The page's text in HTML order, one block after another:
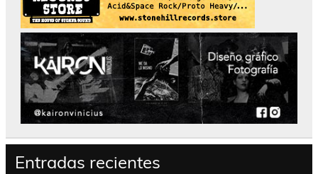
Entradas recientes